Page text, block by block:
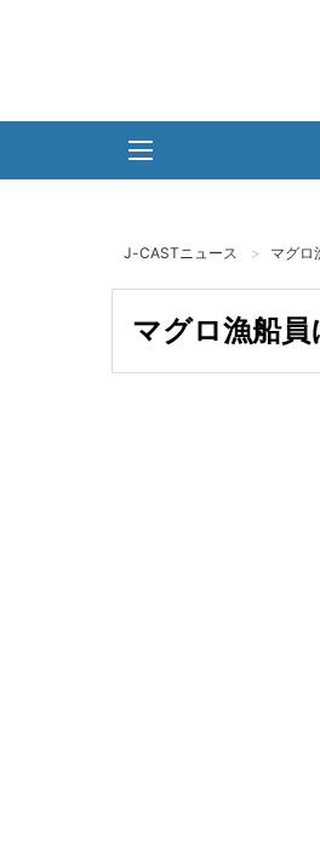
J-CASTニュース マグロ
マグロ漁船